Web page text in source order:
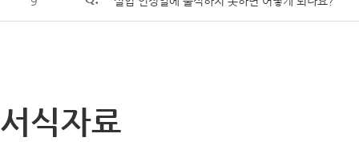
서식자료